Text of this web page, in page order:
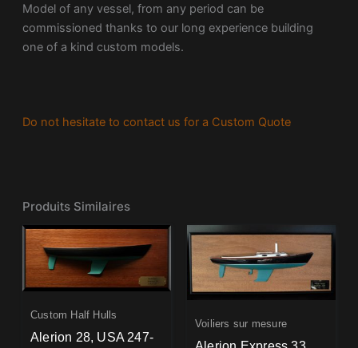
Model of any vessel, from any period can be
commissioned thanks to our long experience building
one of a kind custom models.
Do not hesitate to contact us for a Custom Quote
Produits Similaires
Custom Half Hulls
Alerion 28, USA 247-
Voiliers sur mesure